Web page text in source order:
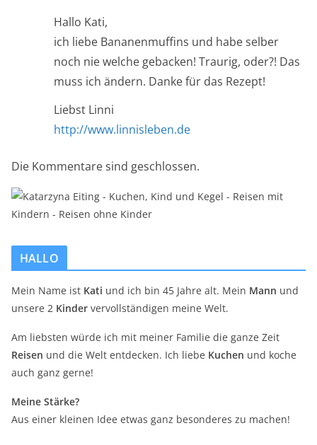
Hallo Kati,
ich liebe Bananenmuffins und habe selber
noch nie welche gebacken! Traurig, oder?! Das
muss ich ändern. Danke für das Rezept!
Liebst Linni
http://www.linnisleben.de
Die Kommentare sind geschlossen.
HALLO
Mein Name ist Kati und ich bin 45 Jahre alt. Mein Mann und
unsere 2 Kinder vervollständigen meine Welt.
Am liebsten würde ich mit meiner Familie die ganze Zeit
Reisen und die Welt entdecken. Ich liebe Kuchen und koche
auch ganz gerne!
Meine Stärke?
Aus einer kleinen Idee etwas ganz besonderes zu machen!